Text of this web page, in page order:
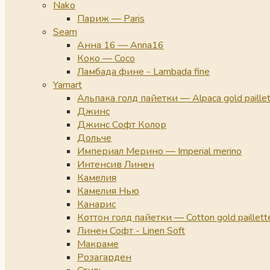
Nako
Париж — Paris
Seam
Анна 16 — Anna16
Коко — Coco
Ламбада фине - Lambada fine
Yarnart
Альпака голд пайетки — Alpaca gold
Джинс
Джинс Софт Колор
Дольче
Империал Мерино — Imperial merino
Интенсив Линен
Камелия
Камелия Нью
Канарис
Коттон голд пайетки — Cotton gold
Линен Софт - Linen Soft
Макраме
Розагарден